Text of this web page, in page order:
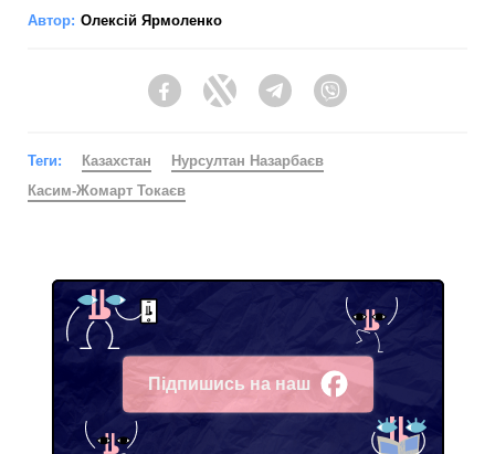
Автор: Олексій Ярмоленко
FacebookTwitter Telegram
Теги: Казахстан
Нурсултан Назарбаєв
Касим-Жомарт Токаєв
Підпишись на наш
Facebook